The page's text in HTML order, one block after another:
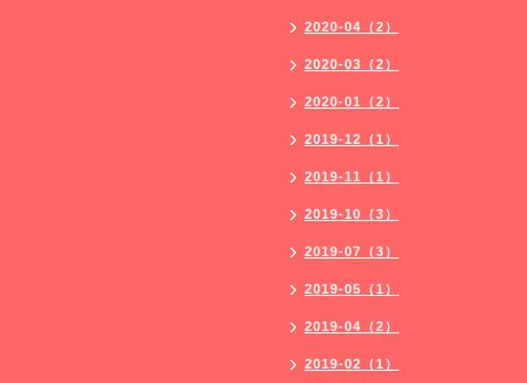
2020-04（2）
2020-03（2）
2020-01（2）
2019-12（1）
2019-11（1）
2019-10（3）
2019-07（3）
2019-05（1）
2019-04（2）
2019-02（1）